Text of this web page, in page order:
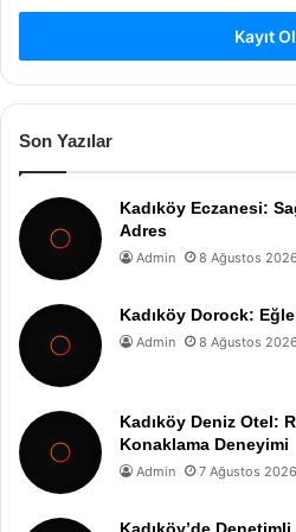
Kayıt Ol
Son Yazılar
Kadıköy Eczanesi:
Adres
Admin 8 Ağustos 2026
Kadıköy Dorock:
Admin 8 Ağustos 2026
Kadıköy Deniz Otel:
Konaklama Deneyimi
Admin 7 Ağustos 2026